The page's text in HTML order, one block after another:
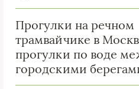
Прогулки на речном
трамвайчике в
прогулки по воде
городскими